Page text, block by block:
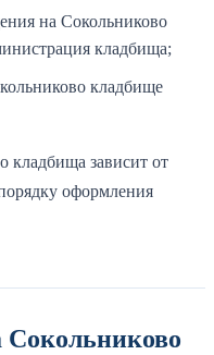
на Сокольниково
кладбища;
кладбище
кладбища зависит от
оформления
Сокольниково